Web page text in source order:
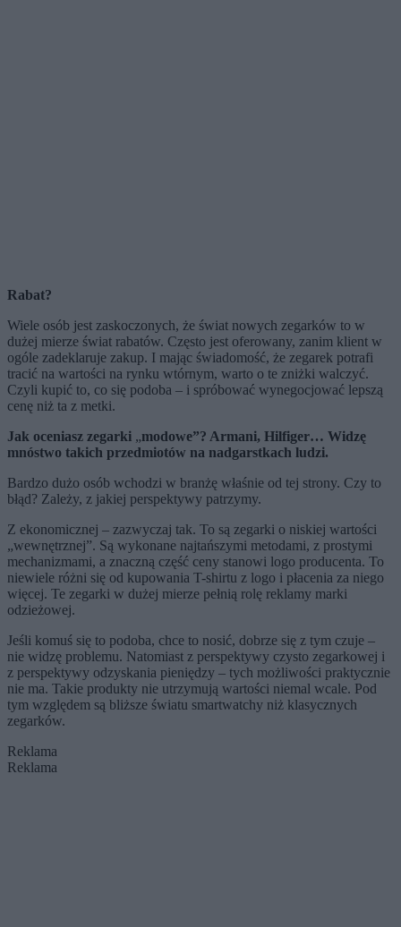
Rabat?
Wiele osób jest zaskoczonych, że świat nowych zegarków to w
dużej mierze świat rabatów. Często jest oferowany, zanim klient w
ogóle zadeklaruje zakup. I mając świadomość, że zegarek potrafi
tracić na wartości na rynku wtórnym, warto o te zniżki walczyć.
Czyli kupić to, co się podoba – i spróbować wynegocjować lepszą
cenę niż ta z metki.
Jak oceniasz zegarki „modowe”? Armani, Hilfiger… Widzę
mnóstwo takich przedmiotów na nadgarstkach ludzi.
Bardzo dużo osób wchodzi w branżę właśnie od tej strony. Czy to
błąd? Zależy, z jakiej perspektywy patrzymy.
Z ekonomicznej – zazwyczaj tak. To są zegarki o niskiej wartości
„wewnętrznej”. Są wykonane najtańszymi metodami, z prostymi
mechanizmami, a znaczną część ceny stanowi logo producenta. To
niewiele różni się od kupowania T-shirtu z logo i płacenia za niego
więcej. Te zegarki w dużej mierze pełnią rolę reklamy marki
odzieżowej.
Jeśli komuś się to podoba, chce to nosić, dobrze się z tym czuje –
nie widzę problemu. Natomiast z perspektywy czysto zegarkowej i
z perspektywy odzyskania pieniędzy – tych możliwości praktycznie
nie ma. Takie produkty nie utrzymują wartości niemal wcale. Pod
tym względem są bliższe światu smartwatchy niż klasycznych
zegarków.
Reklama
Reklama